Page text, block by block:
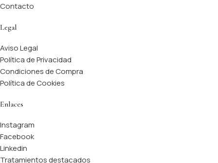
Contacto
Legal
Aviso Legal
Política de Privacidad
Condiciones de Compra
Política de Cookies
Enlaces
Instagram
Facebook
Linkedin
Tratamientos destacados